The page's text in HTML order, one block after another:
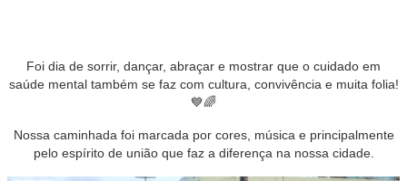
Foi dia de sorrir, dançar, abraçar e mostrar que o cuidado em
saúde mental também se faz com cultura, convivência e muita folia!
💙🌈
Nossa caminhada foi marcada por cores, música e principalmente
pelo espírito de união que faz a diferença na nossa cidade.